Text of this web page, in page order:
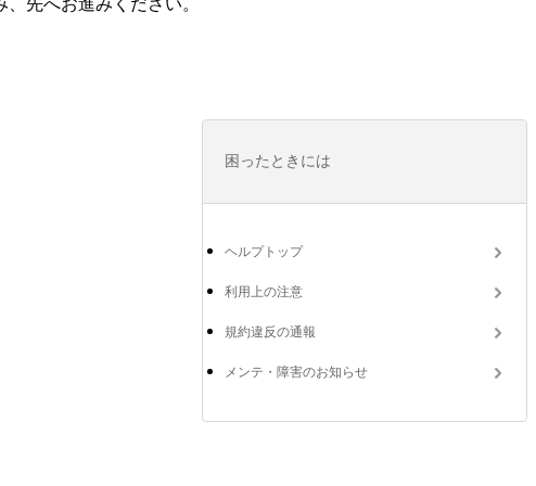
困ったときには
ヘルプトップ
利用上の注意
規約違反の通報
メンテ・障害のお知らせ